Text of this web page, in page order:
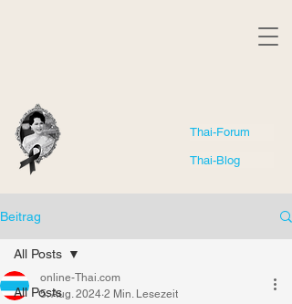
Thai-Blog
Thai-Forum
Beitrag
All Posts
All Posts
online-Thai.com
5. Aug. 2024 2 Min. Lesezeit